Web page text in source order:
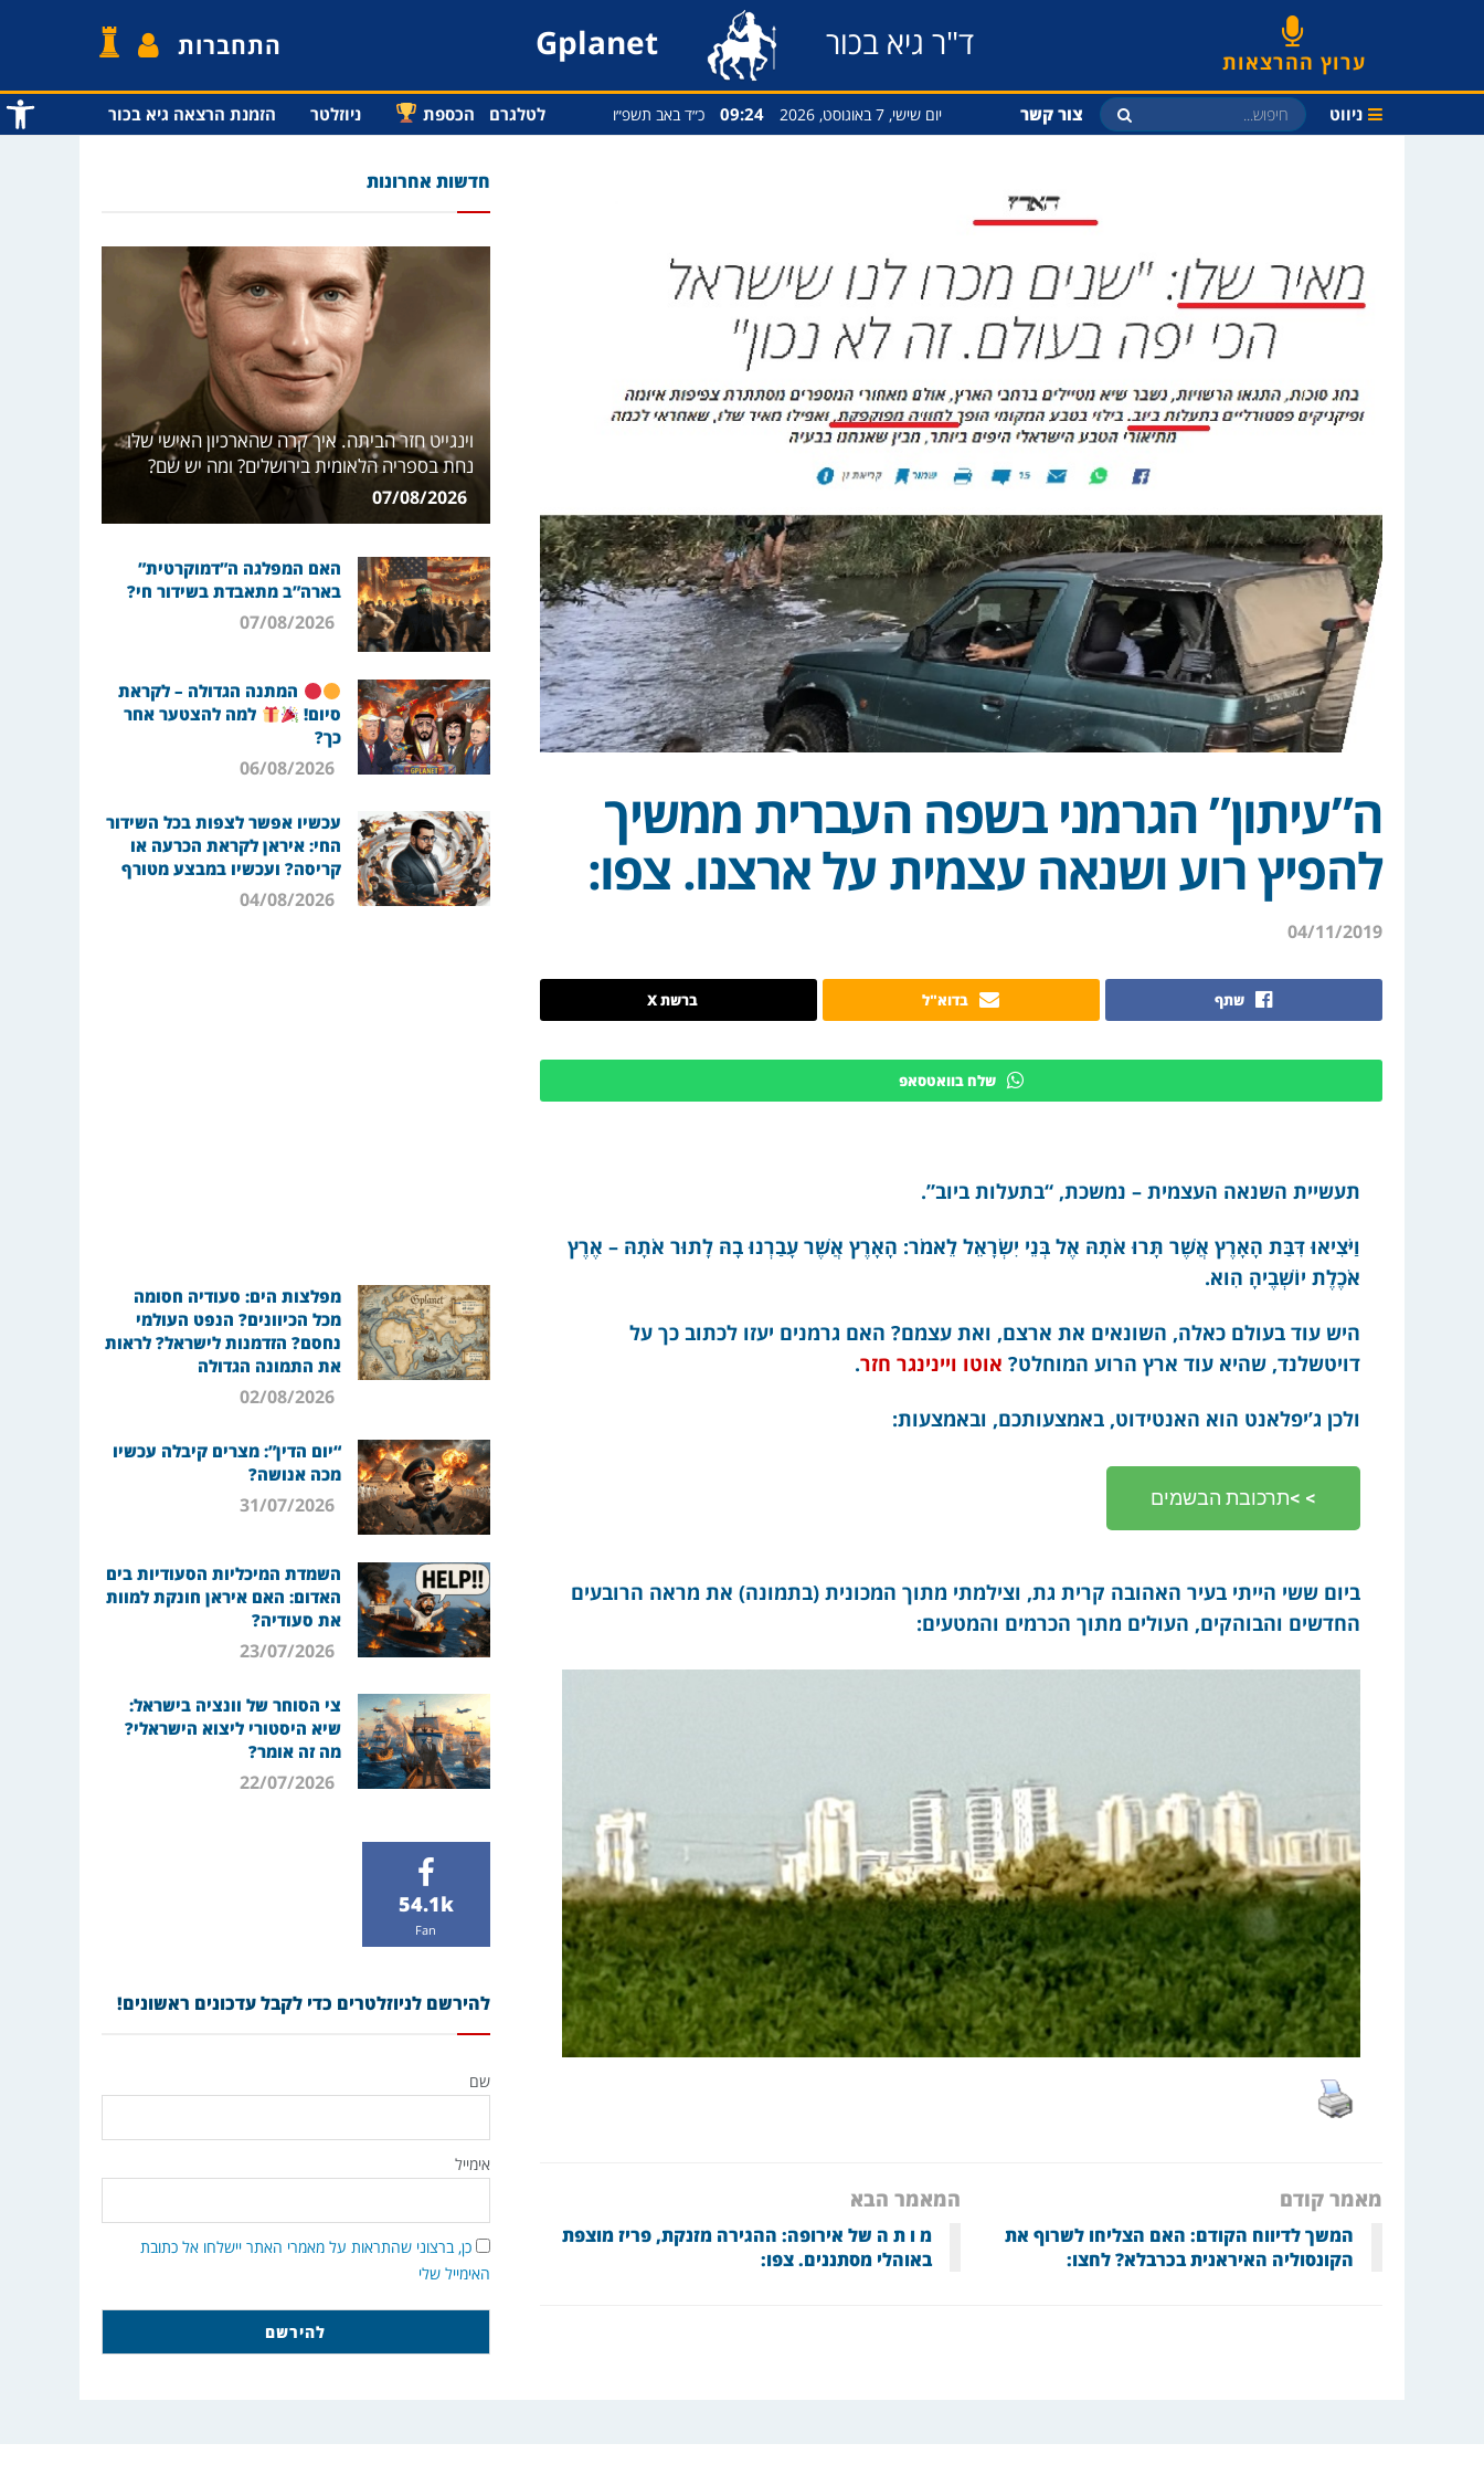
פתח
ערוץ ההרצאות ד"ר גיא בכור Gplanet התחברות
ניווט צור קשר יום שישי, 7 באוגוסט, 2026 09:24 כ״ד באב תשפ״ו לטלגרם הכספת ניוזלטר הזמנת הרצאה גיא בכור
ה”עיתון” הגרמני בשפה העברית ממשיך
להפיץ רוע ושנאה עצמית על ארצנו. צפו:
04/11/2019
שתף בדוא"ל ברשת X
שלח בוואטסאפ
תעשיית השנאה העצמית – נמשכת, “בתעלות ביוב”.
וַיֹּצִיאוּ דִּבַּת הָאָרֶץ אֲשֶׁר תָּרוּ אֹתָהּ אֶל בְּנֵי יִשְׂרָאֵל לֵאמֹר: הָאָרֶץ אֲשֶׁר עָבַרְנוּ בָהּ לָתוּר אֹתָהּ – אֶרֶץ
אֹכֶלֶת יוֹשְׁבֶיהָ הִוא.
היש עוד בעולם כאלה, השונאים את ארצם, ואת עצמם? האם גרמנים יעזו לכתוב כך על
דויטשלנד, שהיא עוד ארץ הרוע המוחלט? אוטו ויינינגר חזר.
ולכן ג’יפלאנט הוא האנטידוט, באמצעותכם, ובאמצעות:
> >תרכובת הבשמים
ביום ששי הייתי בעיר האהובה קרית גת, וצילמתי מתוך המכונית (בתמונה) את מראה הרובעים
החדשים והבוהקים, העולים מתוך הכרמים והמטעים:
מאמר קודם
המשך לדיווח הקודם: האם הצליחו לשרוף את
הקונסוליה האיראנית בכרבלא? לחצו:
המאמר הבא
מ ו ת ה של אירופה: ההגירה מזנקת, פריז מוצפת
באוהלי מסתננים. צפו:
חדשות אחרונות
וינגייט חזר הביתה. איך קרה שהארכיון האישי שלו
נחת בספריה הלאומית בירושלים? ומה יש שם?
07/08/2026
האם המפלגה ה”דמוקרטית”
בארה”ב מתאבדת בשידור חי?
07/08/2026
המתנה הגדולה – לקראת
סיום!
למה להצטער אחר
כך?
06/08/2026
עכשיו אפשר לצפות בכל השידור
החי: איראן לקראת הכרעה או
קריסה? ועכשיו במבצע מטורף
04/08/2026
מפלצות הים: סעודיה חסומה
מכל הכיוונים? הנפט העולמי
נחסם? הזדמנות לישראל? לראות
את התמונה הגדולה
02/08/2026
“יום הדין”: מצרים קיבלה עכשיו
מכה אנושה?
31/07/2026
השמדת המיכליות הסעודיות בים
האדום: האם איראן חונקת למוות
את סעודיה?
23/07/2026
צי הסוחר של וונציה בישראל:
שיא היסטורי ליצוא הישראלי?
מה זה אומר?
22/07/2026
54.1k
Fan
להירשם לניוזלטרים כדי לקבל עדכונים ראשונים!
שם
אימייל
כן, ברצוני שהתראות על מאמרי האתר יישלחו אל כתובת
האימייל שלי